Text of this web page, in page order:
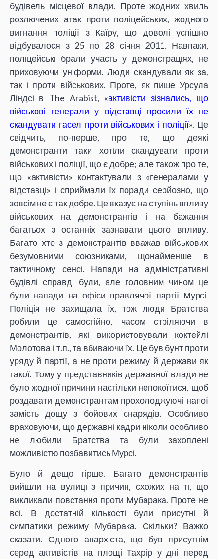
будівель місцевої влади. Проте жодних хвиль
розлючених атак проти поліцейських, жодного
вигнання поліції з Каїру, що доволі успішно
відбувалося з 25 по 28 січня 2011. Навпаки,
поліцейські брали участь у демонстраціях, не
приховуючи уніформи. Люди скандували як за,
так і проти військових. Проте, як пише Урсула
Ліндсі в The Arabist, «активісти зізнались, що
військові генерали у відставці просили їх не
скандувати гасел проти військових і поліції». Це
свідчить, по-перше, про те, що деякі
демонстранти таки хотіли скандувати проти
військових і поліції, що є добре; але також про те,
що «активісти» контактували з «генералами у
відставці» і сприймали їх поради серйозно, що
зовсім не є так добре. Це вказує на ступінь впливу
військових на демонстрантів і на бажання
багатьох з останніх зазнавати цього впливу.
Багато хто з демонстрантів вважав військових
безумовними союзниками, щонайменше в
тактичному сенсі. Напади на адміністративні
будівлі справді були, але головним чином це
були напади на офіси правлячої партії Мурсі.
Поліція не захищала їх, тож люди Братства
робили це самостійно, часом стріляючи в
демонстрантів, які використовували коктейлі
Молотова і т.п., та вбиваючи їх. Це був бунт проти
уряду й партії, а не проти режиму й держави як
такої. Тому у представників державної влади не
було жодної причини настільки непокоїтися, щоб
роздавати демонстрантам прохолоджуючі напої
замість дощу з бойових снарядів. Особливо
враховуючи, що державні кадри ніколи особливо
не любили Братства та були захоплені
можливістю позбавитись Мурсі.
Було й дещо гірше. Багато демонстрантів
вийшли на вулиці з причин, схожих на ті, що
викликали повстання проти Мубарака. Проте не
всі. В достатній кількості були присутні й
симпатики режиму Мубарака. Скільки? Важко
сказати. Одного анархіста, що був присутнім
серед активістів на площі Тахрір у дні перед